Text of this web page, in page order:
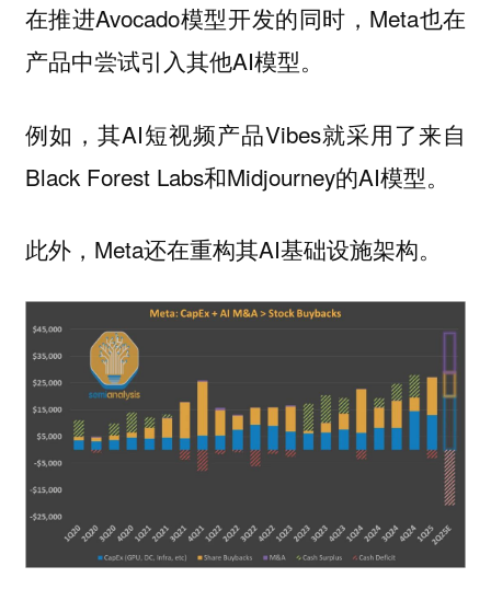
在推进Avocado模型开发的同时，Meta也在
产品中尝试引入其他AI模型。
例如，其AI短视频产品Vibes就采用了来自
Black Forest Labs和Midjourney的AI模型。
此外，Meta还在重构其AI基础设施架构。